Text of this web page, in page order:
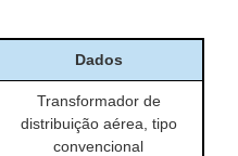
Dados
Transformador de
distribuição aérea, tipo
convencional